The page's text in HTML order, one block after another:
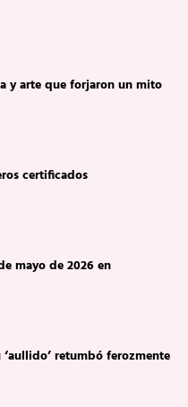
y arte que forjaron un mito
certificados
mayo de 2026 en
retumbó ferozmente